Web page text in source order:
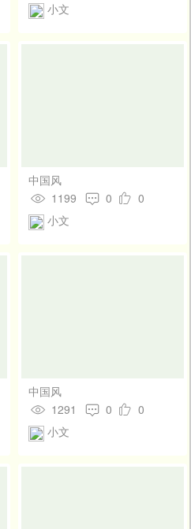
小文
中国风
1199
0
0
小文
中国风
1291
0
0
小文